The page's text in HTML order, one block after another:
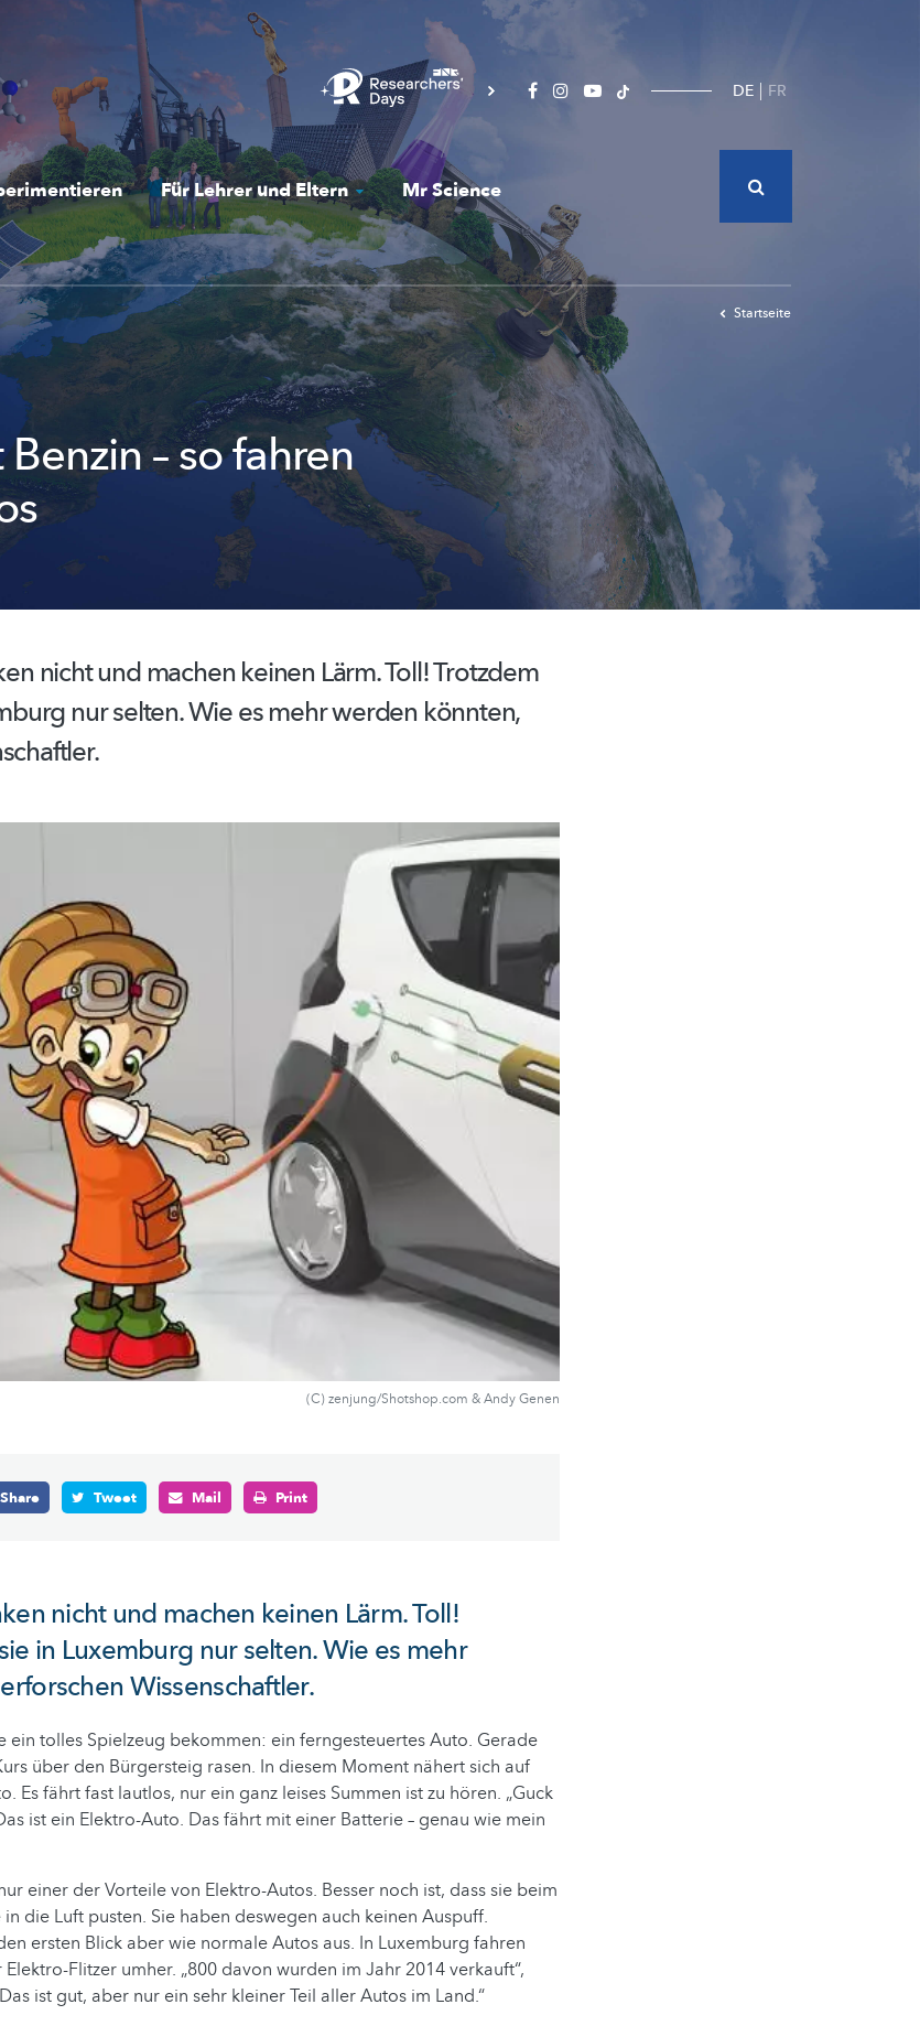
DE FR
Für Lehrer und Eltern Mr Science
Startseite
– so fahren
nicht und machen keinen Lärm. Toll! Trotzdem
nur selten. Wie es mehr werden könnten,
(C) zenjung/Shotshop.com & Andy Genen
Share Tweet Mail Print
nicht und machen keinen Lärm. Toll!
in Luxemburg nur selten. Wie es mehr
Wissenschaftler.
ein tolles Spielzeug bekommen: ein ferngesteuertes Auto. Gerade
über den Bürgersteig rasen. In diesem Moment nähert sich auf
Es fährt fast lautlos, nur ein ganz leises Summen ist zu hören. „Guck
ist ein Elektro-Auto. Das fährt mit einer Batterie – genau wie mein
einer der Vorteile von Elektro-Autos. Besser noch ist, dass sie beim
die Luft pusten. Sie haben deswegen auch keinen Auspuff.
ersten Blick aber wie normale Autos aus. In Luxemburg fahren
Flitzer umher. „800 davon wurden im Jahr 2014 verkauft“,
ist gut, aber nur ein sehr kleiner Teil aller Autos im Land.“